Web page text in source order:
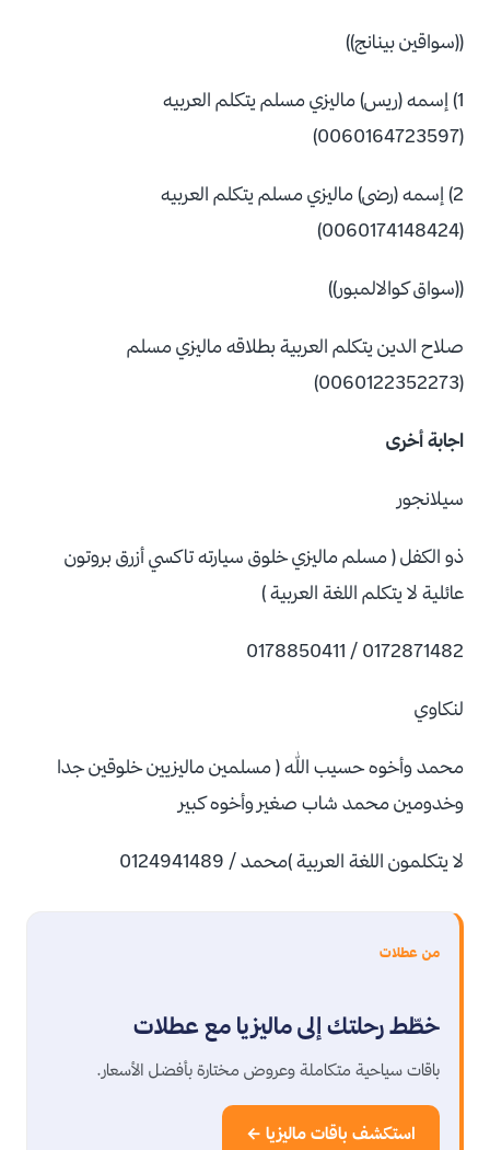
((سواقين بينانج))
1) إسمه (ريس) ماليزي مسلم يتكلم العربيه
(0060164723597)
2) إسمه (رضى) ماليزي مسلم يتكلم العربيه
(0060174148424)
((سواق كوالالمبور))
صلاح الدين يتكلم العربية بطلاقه ماليزي مسلم
(0060122352273)
اجابة أخرى
سيلانجور
ذو الكفل ( مسلم ماليزي خلوق سيارته تاكسي أزرق بروتون
عائلية لا يتكلم اللغة العربية )
0172871482 / 0178850411
لنكاوي
محمد وأخوه حسيب الله ( مسلمين ماليزيين خلوقين جدا
وخدومين محمد شاب صغير وأخوه كبير
لا يتكلمون اللغة العربية )محمد / 0124941489
من عطلات
خطّط رحلتك إلى ماليزيا مع عطلات
باقات سياحية متكاملة وعروض مختارة بأفضل الأسعار.
استكشف باقات ماليزيا ←